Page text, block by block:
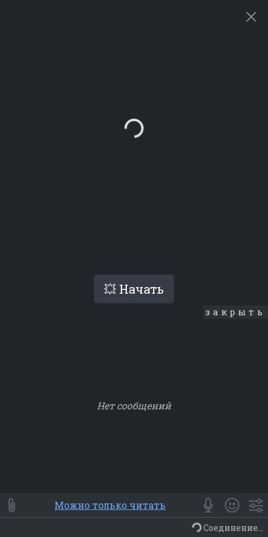
💥 Начать
закрыть
Нет сообщений
⭐ Мои Smile
😀 Emoji
Смайлики
Люди Животные Еда Объекты
Можно только читать
Соединение...